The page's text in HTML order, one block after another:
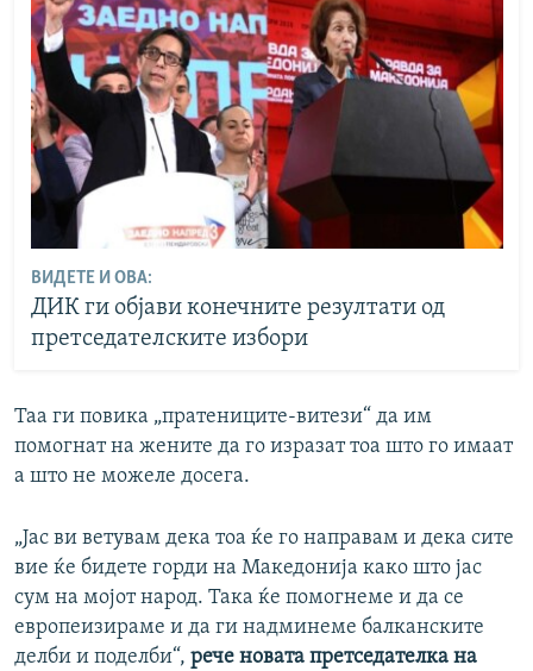
ВИДЕТЕ И ОВА:
ДИК ги објави конечните резултати од
претседателските избори
Таа ги повика „пратениците-витези“ да им
помогнат на жените да го изразат тоа што го имаат
а што не можеле досега.
„Јас ви ветувам дека тоа ќе го направам и дека сите
вие ќе бидете горди на Македонија како што јас
сум на мојот народ. Така ќе помогнеме и да се
европеизираме и да ги надминеме балканските
делби и поделби“, рече новата претседателка на